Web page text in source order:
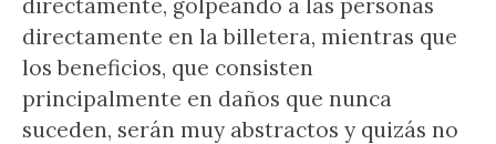
directamente, golpeando a las personas
directamente en la billetera, mientras que
los beneficios, que consisten
principalmente en daños que nunca
suceden, serán muy abstractos y quizás no